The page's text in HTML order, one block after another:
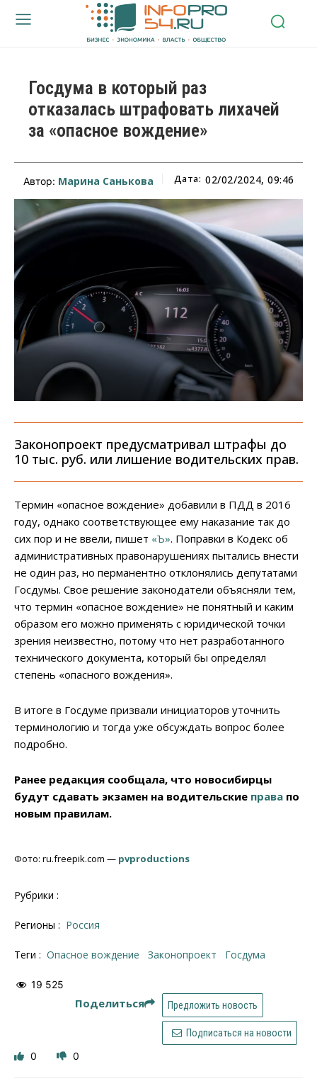
Госдума в который раз
отказалась штрафовать лихачей
за «опасное вождение»
Автор: Марина Санькова Дата: 02/02/2024, 09:46
Законопроект предусматривал штрафы до
10 тыс. руб. или лишение водительских прав.
Термин «опасное вождение» добавили в ПДД в 2016
году, однако соответствующее ему наказание так до
сих пор и не ввели, пишет «Ъ». Поправки в Кодекс об
административных правонарушениях пытались внести
не один раз, но перманентно отклонялись депутатами
Госдумы. Свое решение законодатели объясняли тем,
что термин «опасное вождение» не понятный и каким
образом его можно применять с юридической точки
зрения неизвестно, потому что нет разработанного
технического документа, который бы определял
степень «опасного вождения».
В итоге в Госдуме призвали инициаторов уточнить
терминологию и тогда уже обсуждать вопрос более
подробно.
Ранее редакция сообщала, что новосибирцы
будут сдавать экзамен на водительские права по
новым правилам.
Фото: ru.freepik.com — pvproductions
Рубрики :
Регионы : Россия
Теги : опасное вождение законопроект Госдума
19 525
Поделиться Предложить новость
Подписаться на новости
0 0